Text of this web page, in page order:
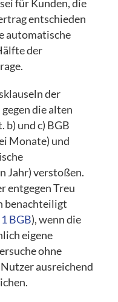
für Kunden, die
entschieden
automatische
der
der
die alten
b) und c) BGB
Monate) und
Jahr) verstoßen.
entgegen Treu
benachteiligt
1 BGB), wenn die
eigene
ohne
ausreichend